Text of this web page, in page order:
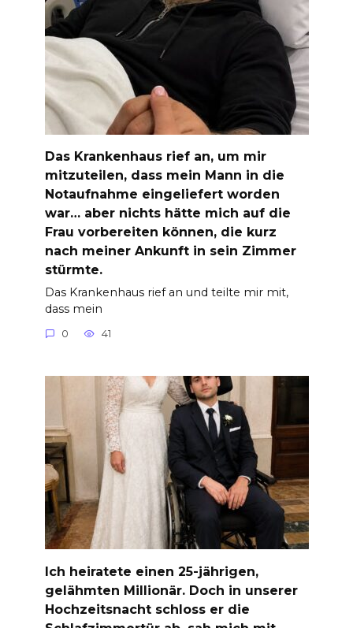
Das Krankenhaus rief an, um mir
mitzuteilen, dass mein Mann in die
Notaufnahme eingeliefert worden
war… aber nichts hätte mich auf die
Frau vorbereiten können, die kurz
nach meiner Ankunft in sein Zimmer
stürmte.
Das Krankenhaus rief an und teilte mir mit,
dass mein
0 41
Ich heiratete einen 25-jährigen,
gelähmten Millionär. Doch in unserer
Hochzeitsnacht schloss er die